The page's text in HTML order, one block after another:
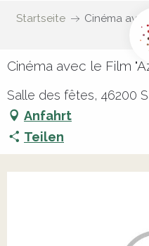
Startseite Cinéma
Cinéma avec le Film
Salle des fêtes, 46200
Anfahrt
Teilen